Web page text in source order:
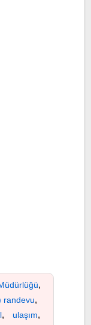
,
randevu,
, ulaşım,